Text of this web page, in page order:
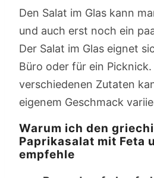
Den Salat im Glas kann
und auch erst noch ein
Der Salat im Glas eignet
Büro oder für ein
verschiedenen Zutaten
eigenem Geschmack
Warum ich den
Paprikasalat mit Feta
empfehle